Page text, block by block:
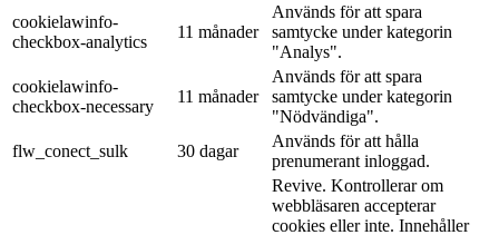
cookielawinfo-
checkbox-analytics
11 månader
Används för att spara
samtycke under kategorin
"Analys".
cookielawinfo-
checkbox-necessary
11 månader
Används för att spara
samtycke under kategorin
"Nödvändiga".
flw_conect_sulk
30 dagar
Används för att hålla
prenumerant inloggad.
Revive. Kontrollerar om
webbläsaren accepterar
cookies eller inte. Innehåller